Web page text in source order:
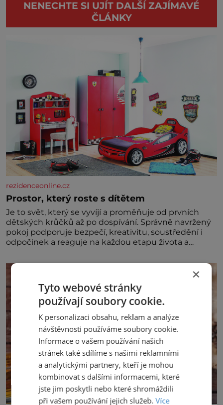
NENECHTE SI UJÍT DALŠÍ ZAJÍMAVÉ
ČLÁNKY
rezidenceonline.cz
Prostor, který roste s dítětem
Je to svět, který se vyvíjí a proměňuje od prvních
dětských krůčků až po dospívání. Správně navržený
pokoj podporuje bezpečí, kreativitu, soustředění i
odpočinek a reaguje na každou etapu života a
jednoduchost, měkkost a bezpečí, proto by pokoj
miminka měl působit především klidně a útulně.
Předškolní věk je
×
Tyto webové stránky
používají soubory cookie.
K personalizaci obsahu, reklam a analýze
návštěvnosti používáme soubory cookie.
Informace o vašem používání našich
stránek také sdílíme s našimi reklamními
a analytickými partnery, kteří je mohou
kombinovat s dalšími informacemi, které
jste jim poskytli nebo které shromáždili
při vašem používání jejich služeb.Více